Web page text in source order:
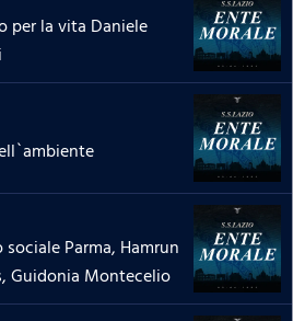
per la vita Daniele
Parma, Hamrun
Guidonia Montecelio